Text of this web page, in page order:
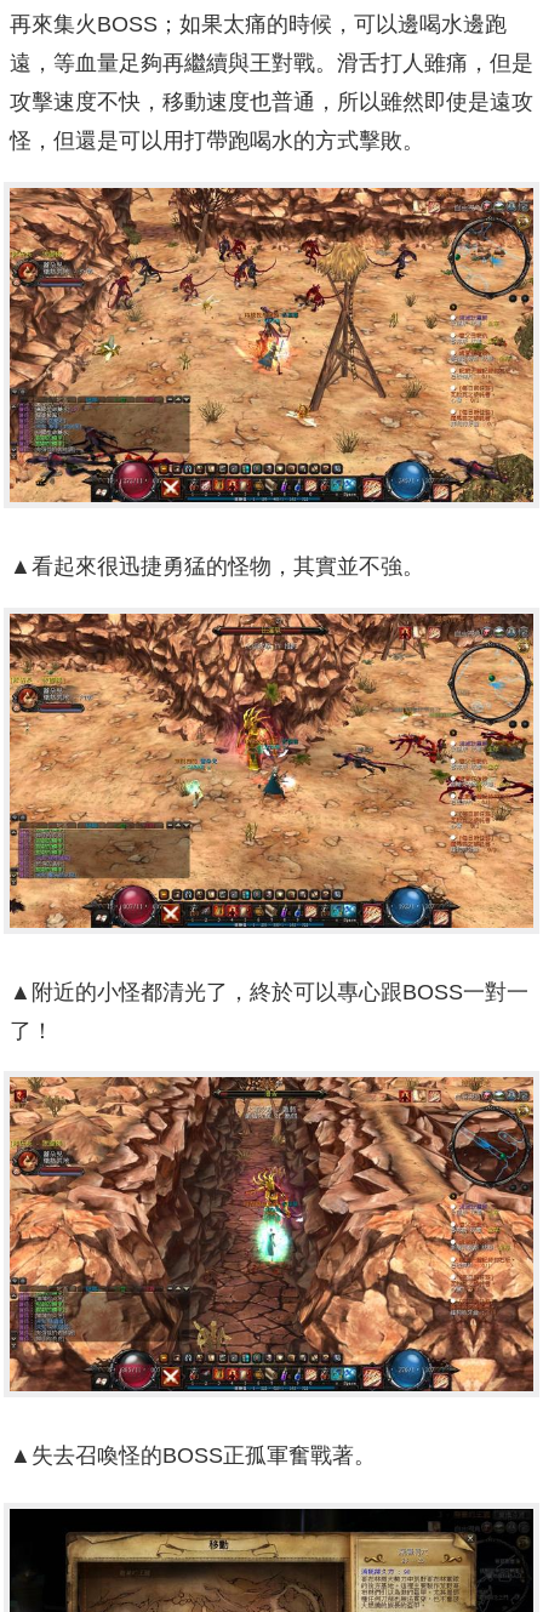
再來集火BOSS；如果太痛的時候，可以邊喝水邊跑
遠，等血量足夠再繼續與王對戰。滑舌打人雖痛，但是
攻擊速度不快，移動速度也普通，所以雖然即使是遠攻
怪，但還是可以用打帶跑喝水的方式擊敗。
▲看起來很迅捷勇猛的怪物，其實並不強。
▲附近的小怪都清光了，終於可以專心跟BOSS一對一
了！
▲失去召喚怪的BOSS正孤軍奮戰著。